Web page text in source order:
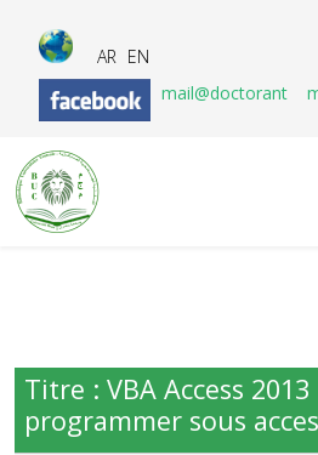
AR EN
mail@doctorant
Titre : VBA Access 2013
programmer sous